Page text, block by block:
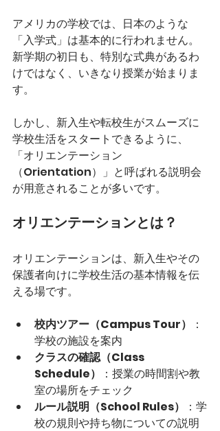
アメリカの学校では、日本のような
「入学式」は基本的に行われません。
新学期の初日も、特別な式典があるわ
けではなく、いきなり授業が始まりま
す。
しかし、新入生や転校生がスムーズに
学校生活をスタートできるように、
「オリエンテーション
（Orientation）」と呼ばれる説明会
が用意されることが多いです。
オリエンテーションとは？
オリエンテーションは、新入生やその
保護者向けに学校生活の基本情報を伝
える場です。
校内ツアー（Campus Tour）
：
学校の施設を案内
クラスの確認（Class
Schedule）
：授業の時間割や教
室の場所をチェック
ルール説明（School Rules）
：学
校の規則や持ち物についての説明